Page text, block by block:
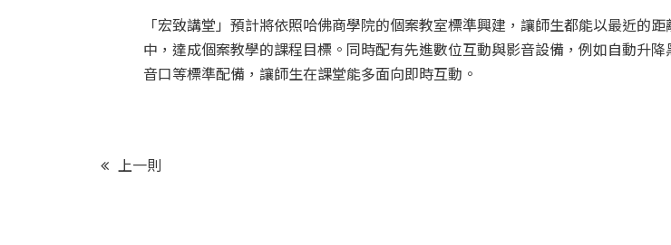
「宏致講堂」預計將依照哈佛商學院的個案教室標準興建，讓師生都能以最近的
中，達成個案教學的課程目標。同時配有先進數位互動與影音設備，例如自動升
音口等標準配備，讓師生在課堂能多面向即時互動。
上一則